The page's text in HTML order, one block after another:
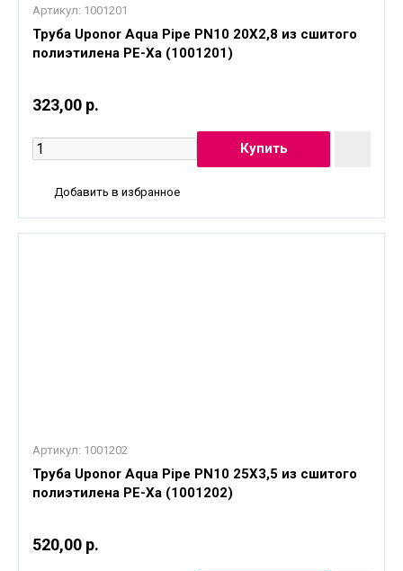
Артикул: 1001201
Труба Uponor Aqua Pipe PN10 20X2,8 из сшитого
полиэтилена PE-Xa (1001201)
323,00 р.
Добавить в избранное
Артикул: 1001202
Труба Uponor Aqua Pipe PN10 25X3,5 из сшитого
полиэтилена PE-Xa (1001202)
520,00 р.